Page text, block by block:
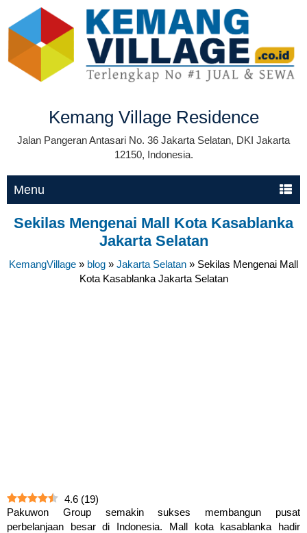
Kemang Village Residence
Jalan Pangeran Antasari No. 36 Jakarta Selatan, DKI Jakarta
12150, Indonesia.
Menu
Sekilas Mengenai Mall Kota Kasablanka
Jakarta Selatan
KemangVillage » blog » Jakarta Selatan » Sekilas Mengenai Mall
Kota Kasablanka Jakarta Selatan
4.6 (19)
Pakuwon Group semakin sukses membangun pusat
perbelanjaan besar di Indonesia. Mall kota kasablanka hadir